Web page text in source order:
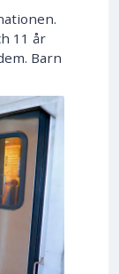
11 år
Barn